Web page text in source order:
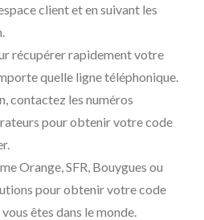
client et en suivant les
récupérer rapidement votre
quelle ligne téléphonique.
contactez les numéros
pour obtenir votre code
Orange, SFR, Bouygues ou
pour obtenir votre code
êtes dans le monde.